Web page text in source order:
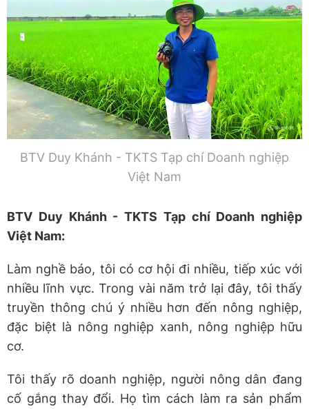
BTV Duy Khánh - TKTS Tạp chí Doanh nghiệp
Việt Nam
BTV Duy Khánh - TKTS Tạp chí Doanh nghiệp
Việt Nam:
Làm nghề báo, tôi có cơ hội đi nhiều, tiếp xúc với
nhiều lĩnh vực. Trong vài năm trở lại đây, tôi thấy
truyền thông chú ý nhiều hơn đến nông nghiệp,
đặc biệt là nông nghiệp xanh, nông nghiệp hữu
cơ.
Tôi thấy rõ doanh nghiệp, người nông dân đang
cố gắng thay đổi. Họ tìm cách làm ra sản phẩm